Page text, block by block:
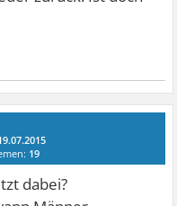
19
dabei?